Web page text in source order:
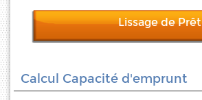
Lissage de Prêt
Calcul Capacité d'emprunt